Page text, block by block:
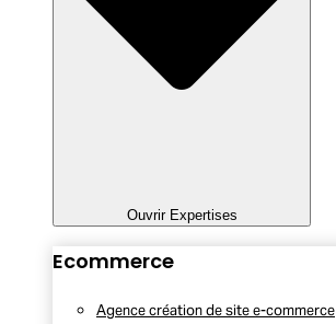
Ouvrir Expertises
Ecommerce
Agence création de site e-commerce